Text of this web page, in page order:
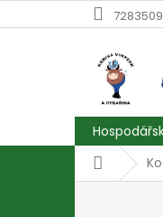
na
Domů